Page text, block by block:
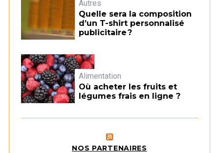
Autres
Quelle sera la composition
d’un T-shirt personnalisé
publicitaire ?
Alimentation
Où acheter les fruits et
légumes frais en ligne ?
NOS PARTENAIRES